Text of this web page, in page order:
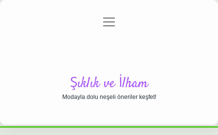
Gizlilik Politikası
menüyü
Şıklık ve İlham
Modayla dolu neşeli öneriler keşfet!